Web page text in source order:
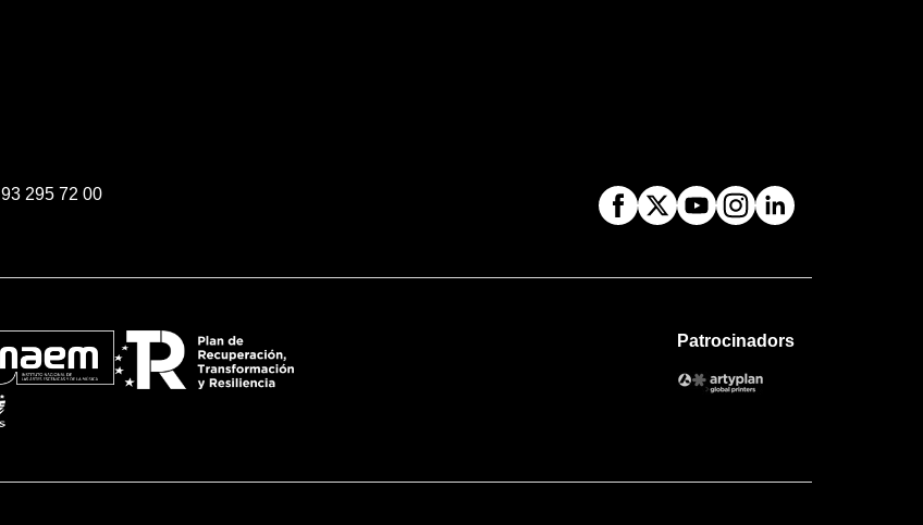
93 295 72 00
Patrocinadors